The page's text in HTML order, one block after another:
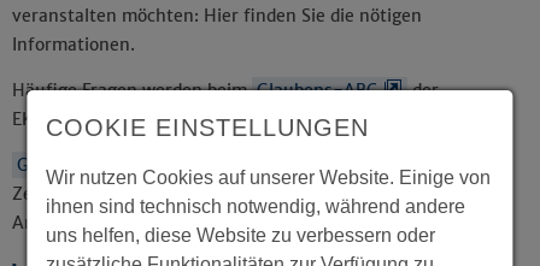
veranstalten möchten: Hier finden Sie die nötigen
Informationen.
Häufige Fragen werden beim Glaubens-ABC
der
EKD beantwortet.
Gebete
können die Grundlage für die persönliche
Zeit mit Gott bilden oder für Gruppengespräche und
Andachten genutzt werden.
COOKIE EINSTELLUNGEN
Wir nutzen Cookies auf unserer Website. Einige von
ihnen sind technisch notwendig, während andere
uns helfen, diese Website zu verbessern oder